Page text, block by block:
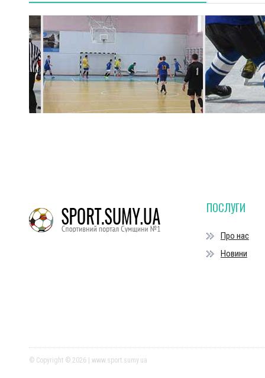
ПОСЛУГИ
Про нас
Новини
© Copyright © 2026 | www.sport.sumy.ua